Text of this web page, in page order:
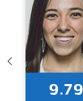
9.79